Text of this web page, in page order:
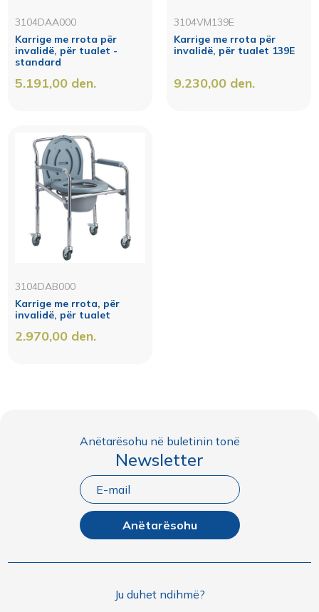
3104DAA000
Karrige me rrota për
invalidë, për tualet -
standard
5.191,00 den.
3104VM139E
Karrige me rrota për
invalidë, për tualet 139E
9.230,00 den.
3104DAB000
Karrige me rrota, për
invalidë, për tualet
2.970,00 den.
Anëtarësohu në buletinin tonë
Newsletter
Anëtarësohu
Ju duhet ndihmë?